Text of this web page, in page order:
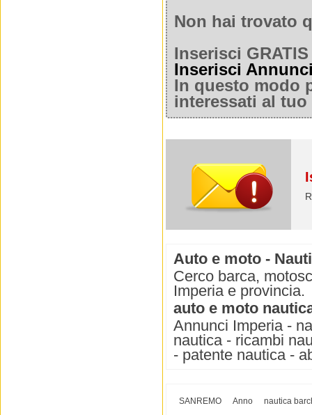
Non hai trovato
Inserisci
Inserisci
In questo modo
interessati al
Auto e moto -
Cerco barca,
Imperia e provincia.
auto e moto
Annunci Imperia -
nautica - ricambi
- patente nautica -
SANREMO Anno
nautica